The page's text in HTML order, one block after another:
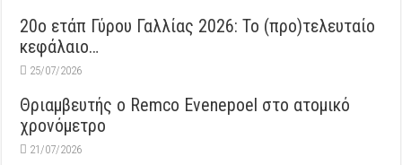
20ο ετάπ Γύρου Γαλλίας 2026: Το (προ)τελευταίο
κεφάλαιο…
25/07/2026
Θριαμβευτής ο Remco Evenepoel στο ατομικό
χρονόμετρο
21/07/2026